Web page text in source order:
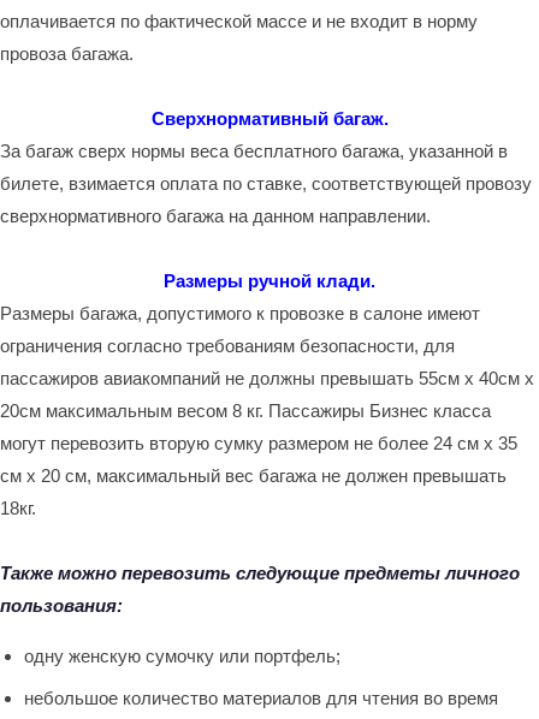
оплачивается по фактической массе и не входит в норму
провоза багажа.
Сверхнормативный багаж.
За багаж сверх нормы веса бесплатного багажа, указанной в
билете, взимается оплата по ставке, соответствующей провозу
сверхнормативного багажа на данном направлении.
Размеры ручной клади.
Размеры багажа, допустимого к провозке в салоне имеют
ограничения согласно требованиям безопасности, для
пассажиров авиакомпаний не должны превышать 55см x 40см x
20см максимальным весом 8 кг. Пассажиры Бизнес класса
могут перевозить вторую сумку размером не более 24 см х 35
см х 20 см, максимальный вес багажа не должен превышать
18кг.
Также можно перевозить следующие предметы личного
пользования:
одну женскую сумочку или портфель;
небольшое количество материалов для чтения во время